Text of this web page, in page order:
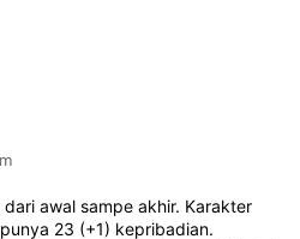
awal sampe akhir. Karakter
23 (+1) kepribadian.